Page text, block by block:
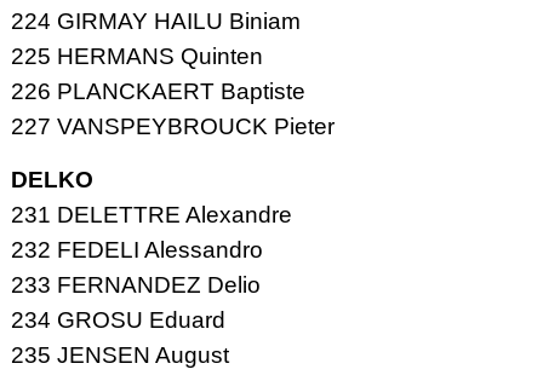
224 GIRMAY HAILU Biniam
225 HERMANS Quinten
226 PLANCKAERT Baptiste
227 VANSPEYBROUCK Pieter
DELKO
231 DELETTRE Alexandre
232 FEDELI Alessandro
233 FERNANDEZ Delio
234 GROSU Eduard
235 JENSEN August